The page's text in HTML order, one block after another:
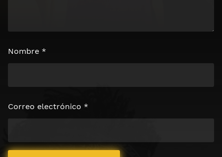
Nombre *
Correo electrónico *